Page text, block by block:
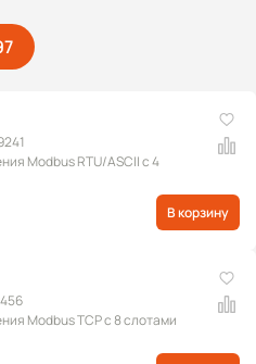
Modbus RTU/ASCII с 4
В корзину
Modbus TCP с 8 слотами